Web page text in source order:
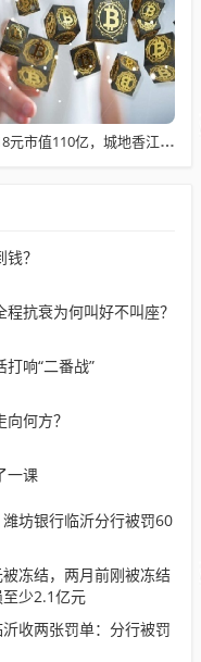
股价18元市值110亿，城地香江却被查出连续7季财报失真
？
抗衰为何叫好不叫座？
响“二番战”
何方？
一课
坊银行临沂分行被罚60
冻结，两月前刚被冻结
少2.1亿元
收两张罚单：分行被罚